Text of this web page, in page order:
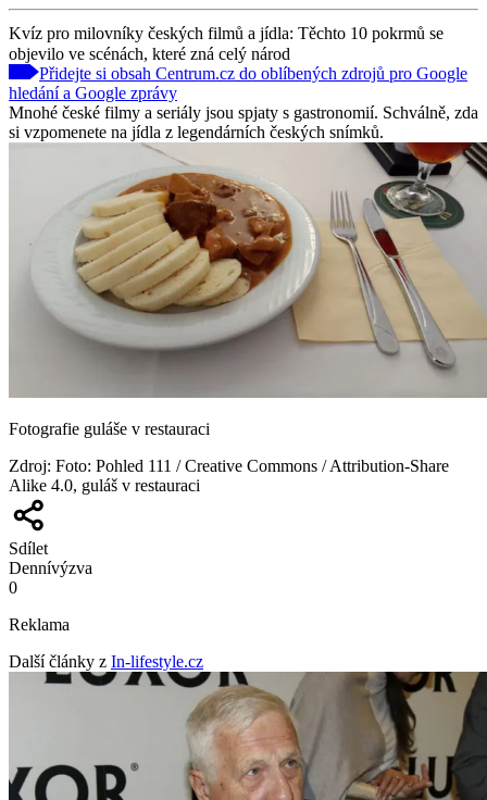
Kvíz pro milovníky českých filmů a jídla: Těchto 10 pokrmů se
objevilo ve scénách, které zná celý národ
Přidejte si obsah Centrum.cz do oblíbených zdrojů pro Google
hledání a Google zprávy
Mnohé české filmy a seriály jsou spjaty s gastronomií. Schválně, zda
si vzpomenete na jídla z legendárních českých snímků.
Fotografie guláše v restauraci
Zdroj: Foto: Pohled 111 / Creative Commons / Attribution-Share
Alike 4.0, guláš v restauraci
Sdílet
Dennívýzva
0
Reklama
Další články z In-lifestyle.cz